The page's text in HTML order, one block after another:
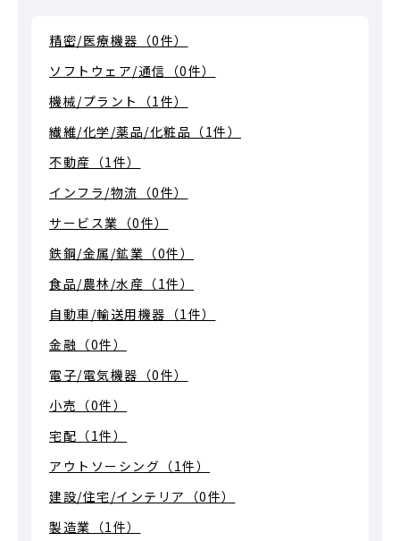
精密/医療機器（0件）
ソフトウェア/通信（0件）
機械/プラント（1件）
繊維/化学/薬品/化粧品（1件）
不動産（1件）
インフラ/物流（0件）
サービス業（0件）
鉄鋼/金属/鉱業（0件）
食品/農林/水産（1件）
自動車/輸送用機器（1件）
金融（0件）
電子/電気機器（0件）
小売（0件）
宅配（1件）
アウトソーシング（1件）
建設/住宅/インテリア（0件）
製造業（1件）